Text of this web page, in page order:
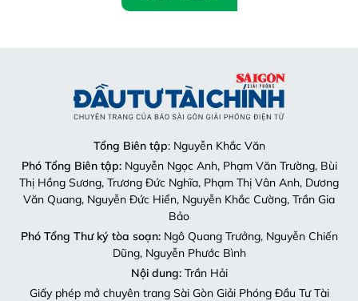
Tổng Biên tập: Nguyễn Khắc Văn
Phó Tổng Biên tập:Nguyễn Ngọc Anh, Phạm Văn Trường, Bùi
Thị Hồng Sương, Trương Đức Nghĩa, Phạm Thị Vân Anh, Dương
Văn Quang, Nguyễn Đức Hiển, Nguyễn Khắc Cường, Trần Gia
Bảo
Phó Tổng Thư ký tòa soạn:Ngô Quang Trưởng, Nguyễn Chiến
Dũng, Nguyễn Phước Bình
Nội dung:Trần Hải
Giấy phép mở chuyên trang Sài Gòn Giải Phóng Đầu Tư Tài